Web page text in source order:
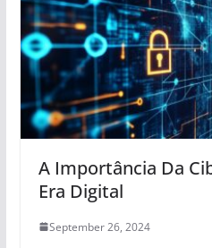
A Importância Da
Era Digital
September 26, 2024